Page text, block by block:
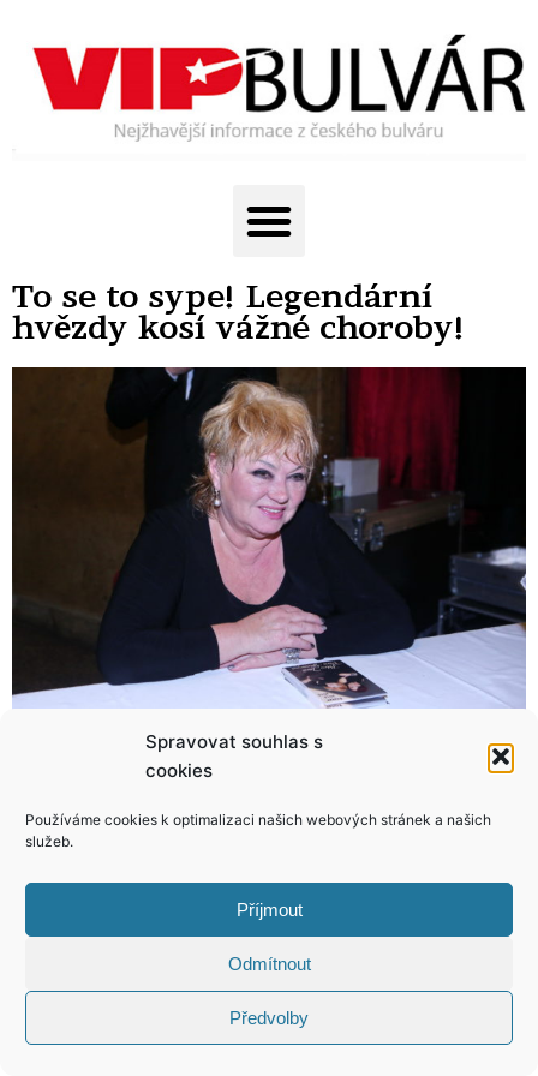
Spravovat souhlas s
cookies
Používáme cookies k optimalizaci našich webových stránek a našich
služeb.
Příjmout
Odmítnout
Předvolby
To se to sype! Legendární
hvězdy kosí vážné choroby!
KONTAKT
Copyright © 2026 VIP Bulvár, All Rights
Reserved